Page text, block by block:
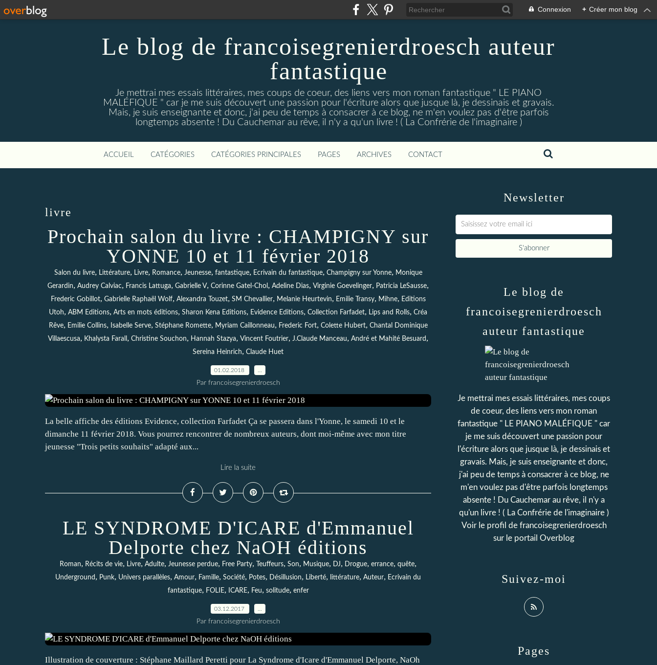
Connexion + Créer mon blog
Le blog de francoisegrenierdroesch auteur
fantastique
Je mettrai mes essais littéraires, mes coups de coeur, des liens vers mon roman fantastique " LE PIANO
MALÉFIQUE " car je me suis découvert une passion pour l'écriture alors que jusque là, je dessinais et gravais.
Mais, je suis enseignante et donc, j'ai peu de temps à consacrer à ce blog, ne m'en voulez pas d'être parfois
longtemps absente ! Du Cauchemar au rêve, il n'y a qu'un livre ! ( La Confrérie de l'imaginaire )
ACCUEIL CATÉGORIES CATÉGORIES PRINCIPALES PAGES ARCHIVES CONTACT
livre
Prochain salon du livre : CHAMPIGNY sur
YONNE 10 et 11 février 2018
Salon du livre, Littérature, Livre, Romance, Jeunesse, fantastique, Ecrivain du fantastique, Champigny sur Yonne, Monique
Gerardin, Audrey Calviac, Francis Lattuga, Gabrielle V, Corinne Gatel-Chol , Adeline Dias, Virginie Goevelinger, Patricia LeSausse,
Frederic Gobillot, Gabrielle Raphaël Wolf, Alexandra Touzet, SM Chevallier, Melanie Heurtevin, Emilie Transy, Mihne, Editions
Utoh, ABM Editions, Arts en mots éditions, Sharon Kena Editions, Evidence Editions, Collection Farfadet, Lips and Rolls, Créa
Rêve, Emilie Collins, Isabelle Serve, Stéphane Romette, Myriam Caillonneau, Frederic Fort, Colette Hubert, Chantal Dominique
Villaescusa, Khalysta Farall , Christine Souchon, Hannah Stazya, Vincent Foutrier, J.Claude Manceau, André et Mahité Besuard ,
Sereina Heinrich, Claude Huet
01.02.2018
Par francoisegrenierdroesch
La belle affiche des éditions Evidence, collection Farfadet Ça se passera dans l'Yonne, le samedi 10 et le
dimanche 11 février 2018. Vous pourrez rencontrer de nombreux auteurs, dont moi-même avec mon titre
jeunesse "Trois petits souhaits" adapté aux...
Lire la suite
LE SYNDROME D'ICARE d'Emmanuel
Delporte chez NaOH éditions
Roman, Récits de vie, Livre, Adulte, Jeunesse perdue, Free Party, Teuffeurs, Son, Musique, DJ, Drogue, errance, quête,
Underground , Punk, Univers parallèles, Amour, Famille, Société, Potes, Désillusion, Liberté, littérature, Auteur, Ecrivain du
fantastique, FOLIE, ICARE, Feu, solitude, enfer
03.12.2017
Par francoisegrenierdroesch
Illustration de couverture : Stéphane Maillard Peretti pour La Syndrome d'Icare d'Emmanuel Delporte, NaOh
Newsletter
Pages
Le blog de
francoisegrenierdroesch
auteur fantastique
Je mettrai mes essais littéraires, mes coups
de coeur, des liens vers mon roman
fantastique " LE PIANO MALÉFIQUE " car
je me suis découvert une passion pour
l'écriture alors que jusque là, je dessinais et
gravais. Mais, je suis enseignante et donc,
j'ai peu de temps à consacrer à ce blog, ne
m'en voulez pas d'être parfois longtemps
absente ! Du Cauchemar au rêve, il n'y a
qu'un livre ! ( La Confrérie de l'imaginaire )
Voir le profil de francoisegrenierdroesch
sur le portail Overblog
Suivez-moi